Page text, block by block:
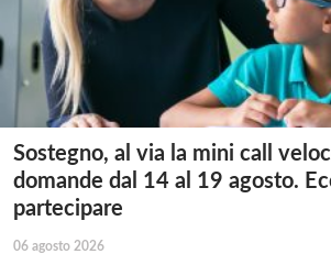
Sostegno, al via la mini call
domande dal 14 al 19 agosto.
partecipare
06 agosto 2026